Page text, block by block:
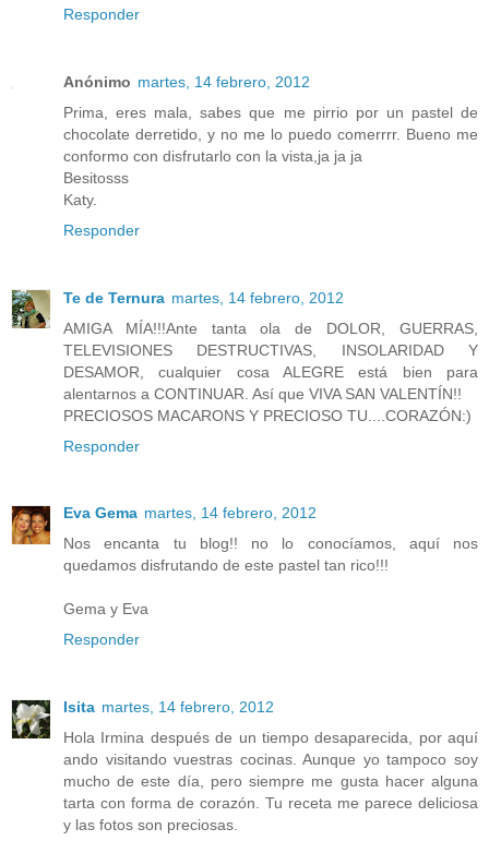
Responder
Anónimo martes, 14 febrero, 2012
Prima, eres mala, sabes que me pirrio por un pastel de
chocolate derretido, y no me lo puedo comerrrr. Bueno me
conformo con disfrutarlo con la vista,ja ja ja
Besitosss
Katy.
Responder
Te de Ternura martes, 14 febrero, 2012
AMIGA MÍA!!!Ante tanta ola de DOLOR, GUERRAS,
TELEVISIONES DESTRUCTIVAS, INSOLARIDAD Y
DESAMOR, cualquier cosa ALEGRE está bien para
alentarnos a CONTINUAR. Así que VIVA SAN VALENTÍN!!
PRECIOSOS MACARONS Y PRECIOSO TU....CORAZÓN:)
Responder
Eva Gema martes, 14 febrero, 2012
Nos encanta tu blog!! no lo conocíamos, aquí nos
quedamos disfrutando de este pastel tan rico!!!
Gema y Eva
Responder
Isita martes, 14 febrero, 2012
Hola Irmina después de un tiempo desaparecida, por aquí
ando visitando vuestras cocinas. Aunque yo tampoco soy
mucho de este día, pero siempre me gusta hacer alguna
tarta con forma de corazón. Tu receta me parece deliciosa
y las fotos son preciosas.